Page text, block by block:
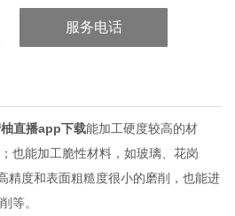
服务电话
直播app下载能加工硬度较高的材
；也能加工脆性材料，如玻璃、花岗
精度和表面粗糙度很小的磨削，也能进
如强力磨削等。